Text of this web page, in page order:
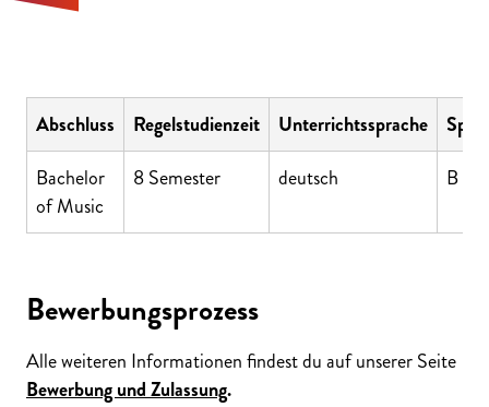
Abschluss Regelstudienzeit Unterrichtssprache
Bachelor
of Music
8 Semester deutsch B 2
Bewerbungsprozess
Alle weiteren Informationen findest du auf unserer Seite
Bewerbung und Zulassung.